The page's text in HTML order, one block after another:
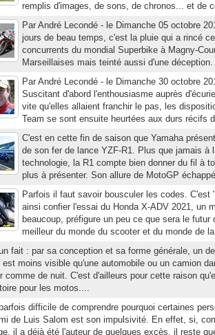
remplis d'images, de sons, de chronos... et de
Par André Lecondé - le Dimanche 05 octobre
jours de beau temps, c'est la pluie qui a rincé
concurrents du mondial Superbike à Magny-
Marseillaises mais teinté aussi d'une
Par André Lecondé - le Dimanche 30 octobre
Suscitant d'abord l'enthousiasme auprès
vite qu'elles allaient franchir le pas, les
Team se sont ensuite heurtées aux durs récifs
C'est en cette fin de saison que Yamaha
de son fer de lance YZF-R1. Plus que jamais à
technologie, la R1 compte bien donner du fil à
plus à présenter. Son allure de MotoGP
Parfois il faut savoir bousculer les codes. C'est
ainsi confier l'essai du Honda X-ADV 2021, un
beaucoup, préfigure un peu ce que sera le
meilleur du monde du scooter et du monde de
fait : par sa conception et sa forme générale, un
est moins visible qu'une automobile ou un camion
comme de nuit. C'est d'ailleurs pour cette raison
pour les motos....
difficile de comprendre pourquoi certaines
de Luis Salom est son impulsivité. En effet, si,
il a déjà été l'auteur de quelques excès, il reste